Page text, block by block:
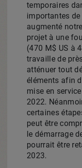
temporaires
importantes
augmenté
projet à une
(470 M$ US à
travaille de
atténuer tout
éléments afin
mise en
2022.
certaines
peut être
le démarrage
pourrait être
2023.